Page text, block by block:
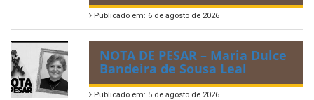
Publicado em: 6 de agosto de 2026
NOTA DE PESAR – Maria Dulce
Bandeira de Sousa Leal
Publicado em: 5 de agosto de 2026